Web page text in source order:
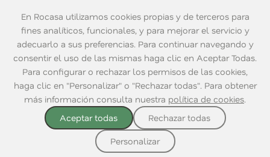
En Rocasa utilizamos cookies propias y de terceros para
fines analíticos, funcionales, y para mejorar el servicio y
adecuarlo a sus preferencias. Para continuar navegando y
consentir el uso de las mismas haga clic en Aceptar Todas.
Para configurar o rechazar los permisos de las cookies,
haga clic en "Personalizar" o "Rechazar todas". Para obtener
más información consulta nuestra política de cookies.
Aceptar todas
Rechazar todas
Personalizar
DESCUBRE NUESTRO CATÁLOGO
DESCUBRE NUESTRO CATÁLOGO
Crea tu espacio